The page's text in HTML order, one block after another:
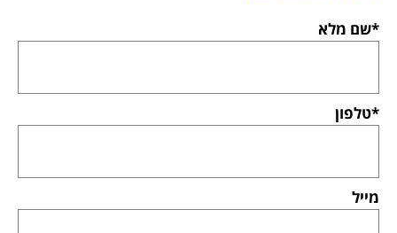
*שם מלא
*טלפון
מייל